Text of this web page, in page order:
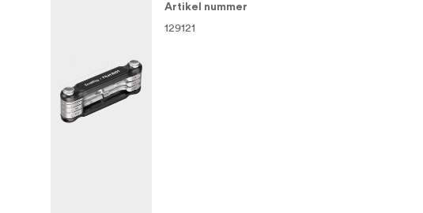
Artikel nummer
129121